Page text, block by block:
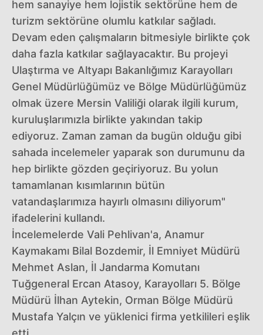
hem sanayiye hem lojistik sektörüne hem de
turizm sektörüne olumlu katkılar sağladı.
Devam eden çalışmaların bitmesiyle birlikte çok
daha fazla katkılar sağlayacaktır. Bu projeyi
Ulaştırma ve Altyapı Bakanlığımız Karayolları
Genel Müdürlüğümüz ve Bölge Müdürlüğümüz
olmak üzere Mersin Valiliği olarak ilgili kurum,
kuruluşlarımızla birlikte yakından takip
ediyoruz. Zaman zaman da bugün olduğu gibi
sahada incelemeler yaparak son durumunu da
hep birlikte gözden geçiriyoruz. Bu yolun
tamamlanan kısımlarının bütün
vatandaşlarımıza hayırlı olmasını diliyorum"
ifadelerini kullandı.
İncelemelerde Vali Pehlivan'a, Anamur
Kaymakamı Bilal Bozdemir, İl Emniyet Müdürü
Mehmet Aslan, İl Jandarma Komutanı
Tuğgeneral Ercan Atasoy, Karayolları 5. Bölge
Müdürü İlhan Aytekin, Orman Bölge Müdürü
Mustafa Yalçın ve yüklenici firma yetkilileri eşlik